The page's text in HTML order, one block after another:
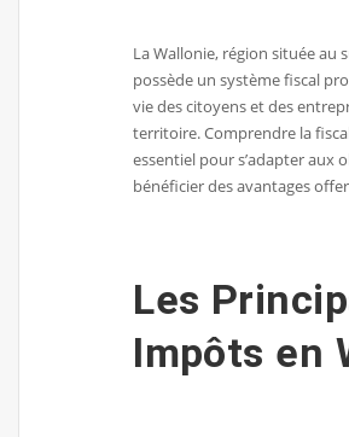
La Wallonie, région située au
possède un système fiscal
vie des citoyens et des
territoire. Comprendre la
essentiel pour s’adapter aux
bénéficier des avantages
Les
Impôts en